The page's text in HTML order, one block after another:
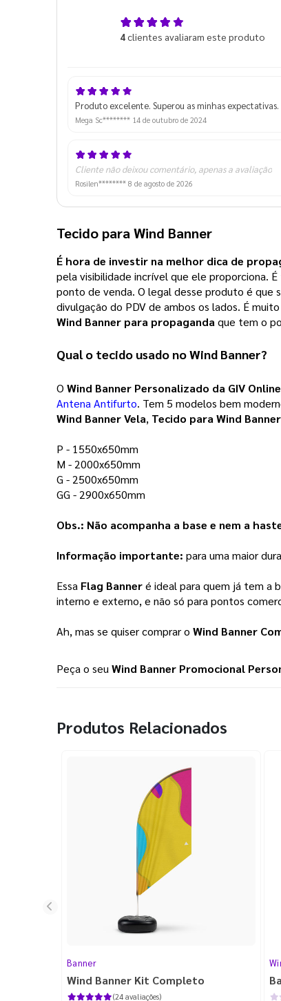
4clientes avaliaram este produto
Produto excelente. Superou as minhas
Mega Sc******** 14 de outubro de 2024
Cliente não deixou comentário, apenas a avaliação
Rosilen******** 8 de agosto de 2026
Tecido para Wind Banner
É hora de investir na melhor dica de
pela visibilidade incrível que ele proporciona.
ponto de venda. O legal desse produto é que
divulgação do PDV de ambos os lados. É
Wind Banner para propagandaque tem o
Qual o tecido usado no Wind Banner?
O Wind Banner Personalizado da GIV Online
Antena Antifurto. Tem 5 modelos bem
Wind Banner Vela, Tecido para Wind
P - 1550x650mm
M - 2000x650mm
G - 2500x650mm
GG - 2900x650mm
Obs.: Não acompanha a base e nem a
Informação importante: para uma maior
Essa Flag Banneré ideal para quem já tem a
interno e externo, e não só para pontos
Ah, mas se quiser comprar o Wind Banner
Peça o seuWind Banner Promocional
Produtos Relacionados
Banner
Wind Banner Kit Completo
(24 avaliações)